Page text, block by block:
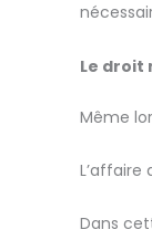
Le droit
Même
L’affaire
Dans